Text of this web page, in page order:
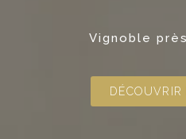
Vignoble